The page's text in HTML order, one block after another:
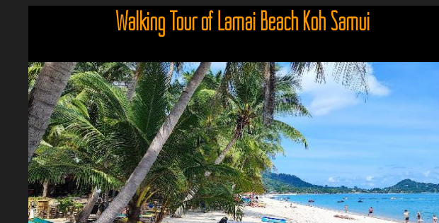
Walking Tour of Lamai Beach Koh Samui